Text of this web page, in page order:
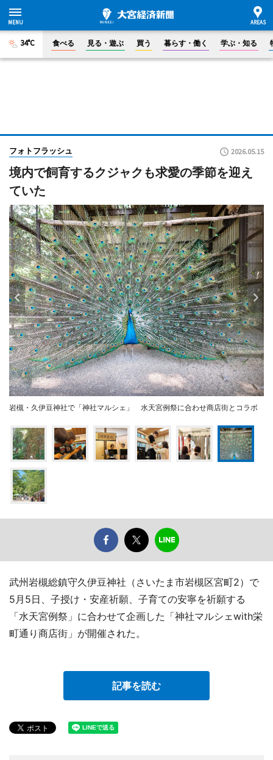
34°C 食べる 見る・遊ぶ 買う 暮らす・働く 学ぶ・知る
フォトフラッシュ 2026.05.15
境内で飼育するクジャクも求愛の季節を迎え
ていた
岩槻・久伊豆神社で「神社マルシェ」 水天宮例祭に合わせ商店街とコラボ
武州岩槻総鎮守久伊豆神社（さいたま市岩槻区宮町2）で
5月5日、子授け・安産祈願、子育ての安寧を祈願する
「水天宮例祭」に合わせて企画した「神社マルシェwith栄
町通り商店街」が開催された。
記事を読む